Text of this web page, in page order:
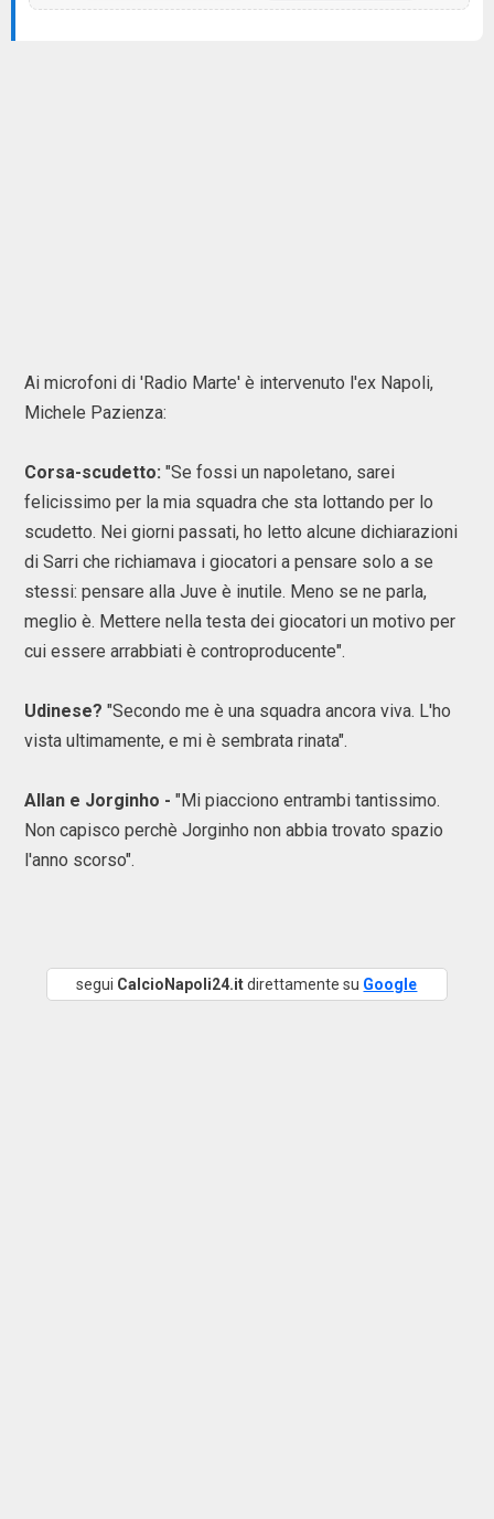
Ai microfoni di 'Radio Marte' è intervenuto l'ex Napoli,
Michele Pazienza:
Corsa-scudetto: "Se fossi un napoletano, sarei
felicissimo per la mia squadra che sta lottando per lo
scudetto. Nei giorni passati, ho letto alcune dichiarazioni
di Sarri che richiamava i giocatori a pensare solo a se
stessi: pensare alla Juve è inutile. Meno se ne parla,
meglio è. Mettere nella testa dei giocatori un motivo per
cui essere arrabbiati è controproducente".
Udinese? "Secondo me è una squadra ancora viva. L'ho
vista ultimamente, e mi è sembrata rinata".
Allan e Jorginho - "Mi piacciono entrambi tantissimo.
Non capisco perchè Jorginho non abbia trovato spazio
l'anno scorso".
segui CalcioNapoli24.itdirettamente su Google